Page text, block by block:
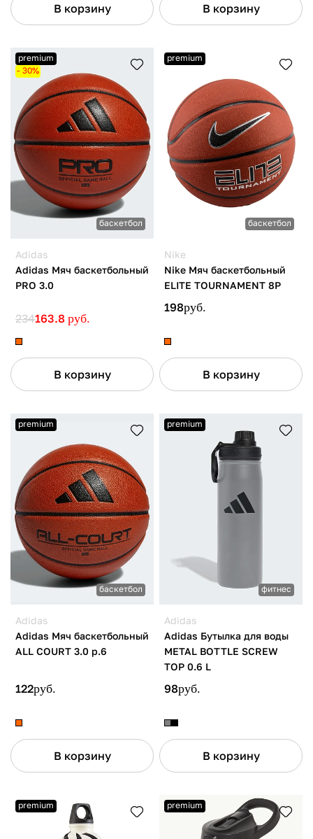
В корзину В корзину
premium
- 30%
баскетбол
Adidas
Adidas Мяч баскетбольный
PRO 3.0
234163.8 руб.
В корзину
premium
баскетбол
Nike
Nike Мяч баскетбольный
ELITE TOURNAMENT 8P
198руб.
В корзину
premium
баскетбол
Adidas
Adidas Мяч баскетбольный
ALL COURT 3.0 р.6
122руб.
В корзину
premium
фитнес
Adidas
Adidas Бутылка для воды
METAL BOTTLE SCREW
TOP 0.6 L
98руб.
В корзину
premium premium